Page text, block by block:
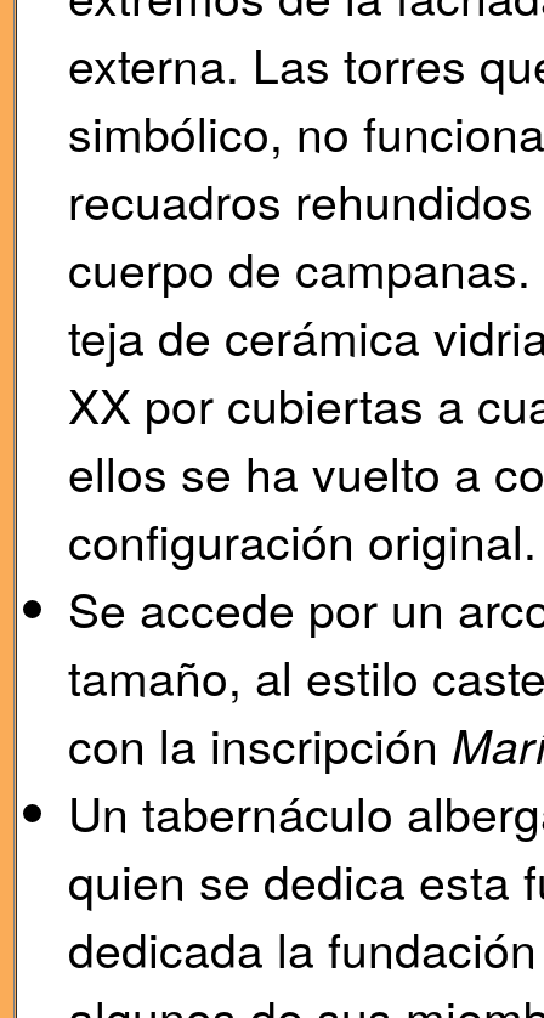
externa. Las torres
simbólico, no
recuadros
cuerpo de
teja de cerámica
XX por cubiertas a
ellos se ha vuelto a
configuración original.
Se accede por un
tamaño, al estilo
con la inscripción
Un tabernáculo
quien se dedica esta
dedicada la